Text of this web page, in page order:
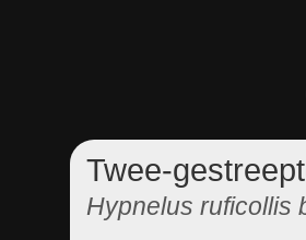
Twee-
Hypnelus ruficollis